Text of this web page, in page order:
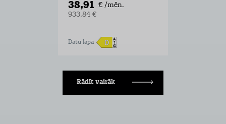
38,91 € /mēn.
933,84 €
Datu lapa
Rādīt vairāk